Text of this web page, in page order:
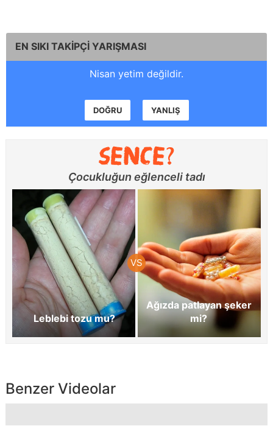
EN SIKI TAKİPÇİ YARIŞMASI
Nisan yetim değildir.
DOĞRU YANLIŞ
Çocukluğun eğlenceli tadı
Leblebi tozu mu?
Ağızda patlayan şeker
mi?
Benzer Videolar